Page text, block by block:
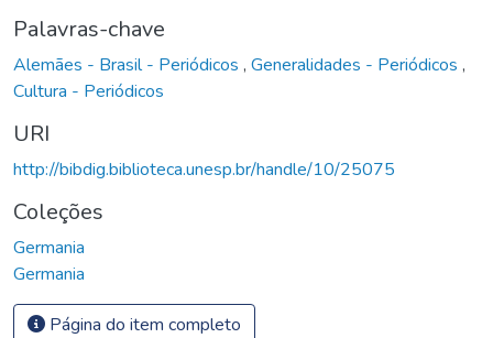
Palavras-chave
Alemães - Brasil - Periódicos , Generalidades - Periódicos ,
Cultura - Periódicos
URI
http://bibdig.biblioteca.unesp.br/handle/10/25075
Coleções
Germania
Germania
Página do item completo